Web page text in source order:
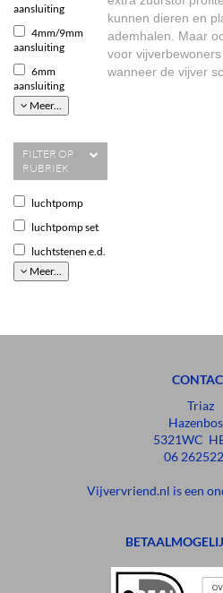
aansluiting
4mm/9mm
aansluiting
6mm
aansluiting
Meer...
FILTER OP
RUBRIEK
luchtpomp
luchtpomp set
luchtstenen e.d.
Meer...
kunnen dieren en
ademhalen. Maar
voor
wanneer de vijver
Triaz
5321WC
06
Vijvervriend.nl is een